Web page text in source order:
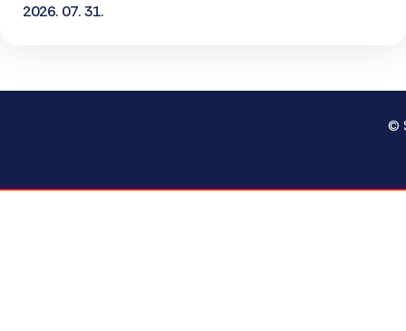
2026. 07. 31.
©